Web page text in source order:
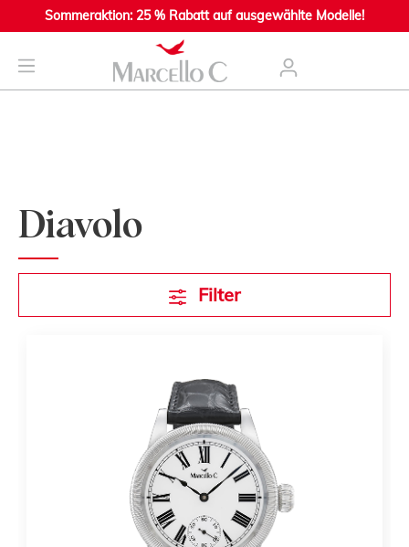
springen
Sommeraktion: 25 % Rabatt auf ausgewählte Modelle!
Diavolo
Filter